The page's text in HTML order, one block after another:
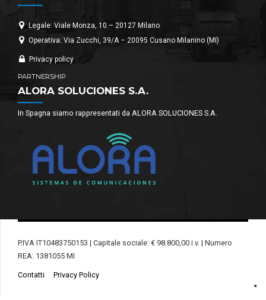
Legale: Viale Monza, 10 – 20127 Milano
Operativa: Via Zucchi, 39/A – 20095 Cusano Milanino (MI)
Privacy policy
PARTNERSHIP
ALORA SOLUCIONES S.A.
In Spagna siamo rappresentati da ALORA SOLUCIONES S.A.
P.IVA IT10483750153 | Capitale sociale: € 98.800,00 i.v. | Numero
REA: 1381055 MI
Contatti Privacy Policy